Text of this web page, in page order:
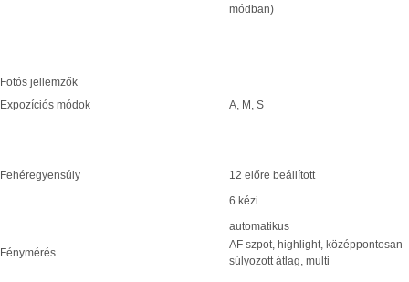
módban)
Fotós jellemzők
Expozíciós módok
A, M, S
Fehéregyensúly
12 előre beállított
6 kézi
automatikus
Fénymérés
AF szpot, highlight, középpontosan
súlyozott átlag, multi